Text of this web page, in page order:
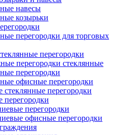
навесы
козырьки
перегородки для торговых
перегородки
перегородки стеклянные
перегородки
офисные перегородки
стеклянные перегородки
перегородки
офисные перегородки